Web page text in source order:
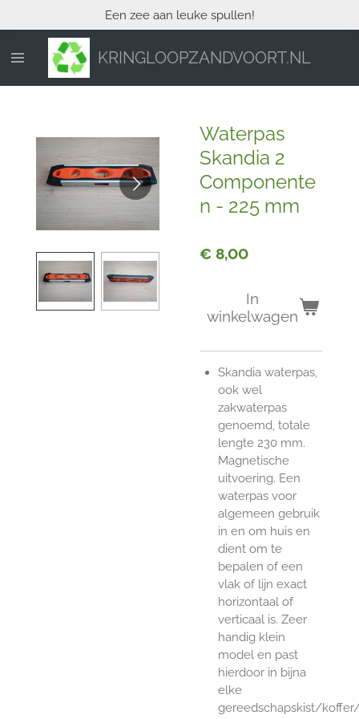
direct
naar
hoofdinhoud
KRINGLOOPZANDVOORT.NL
Een zee aan leuke spullen!
Waterpas
Skandia 2
Componente
n - 225 mm
€ 8,00
In
winkelwagen
Skandia waterpas,
ook wel
zakwaterpas
genoemd, totale
lengte 230 mm.
Magnetische
uitvoering. Een
waterpas voor
algemeen gebruik
in en om huis en
dient om te
bepalen of een
vlak of lijn exact
horizontaal of
verticaal is. Zeer
handig klein
model en past
hierdoor in bijna
elke
gereedschapskist/